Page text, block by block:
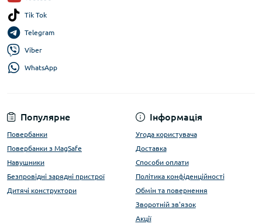
Популярне
Повербанки
Повербанки з MagSafe
Навушники
Безпровідні зарядні пристрої
Дитячі конструктори
Інформація
Угода користувача
Доставка
Способи оплати
Політика конфіденційності
Обмін та повернення
Зворотній зв'язок
Акції
Tik Tok
Telegram
Viber
WhatsApp